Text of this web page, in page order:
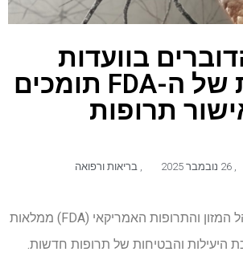
בוועדות
המייעצות של ה-FDA תומכים
תרופות
26 נובמבר 2025 בריאות ורפואה
ועדות הייעוץ של מינהל המזון והתרופות האמריקאי (FDA) ממלאות
היעילות והבטיחות של תרופות חדשות.